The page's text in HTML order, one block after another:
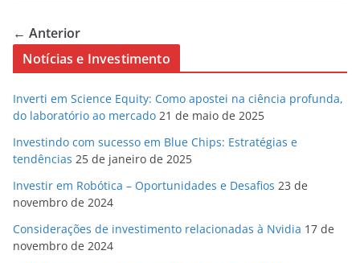
← Anterior
Notícias e Investimento
Inverti em Science Equity: Como apostei na ciência profunda,
do laboratório ao mercado 21 de maio de 2025
Investindo com sucesso em Blue Chips: Estratégias e
tendências 25 de janeiro de 2025
Investir em Robótica – Oportunidades e Desafios 23 de
novembro de 2024
Considerações de investimento relacionadas à Nvidia 17 de
novembro de 2024